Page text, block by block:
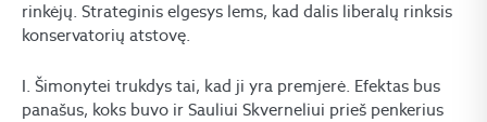
rinkėjų. Strateginis elgesys lems, kad dalis liberalų rinksis
konservatorių atstovę.
I. Šimonytei trukdys tai, kad ji yra premjerė. Efektas bus
panašus, koks buvo ir Sauliui Skverneliui prieš penkerius